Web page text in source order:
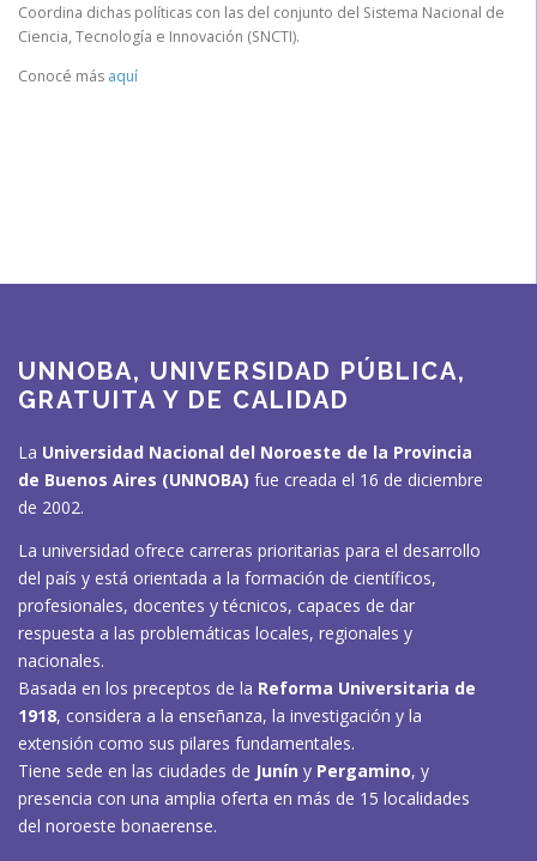
Coordina dichas políticas con las del conjunto del Sistema Nacional de
Ciencia, Tecnología e Innovación (SNCTI).
Conocé más aquí
UNNOBA, UNIVERSIDAD PÚBLICA,
GRATUITA Y DE CALIDAD
La Universidad Nacional del Noroeste de la Provincia
de Buenos Aires (UNNOBA) fue creada el 16 de diciembre
de 2002.
La universidad ofrece carreras prioritarias para el desarrollo
del país y está orientada a la formación de científicos,
profesionales, docentes y técnicos, capaces de dar
respuesta a las problemáticas locales, regionales y
nacionales.
Basada en los preceptos de la Reforma Universitaria de
1918, considera a la enseñanza, la investigación y la
extensión como sus pilares fundamentales.
Tiene sede en las ciudades de Junín y Pergamino, y
presencia con una amplia oferta en más de 15 localidades
del noroeste bonaerense.